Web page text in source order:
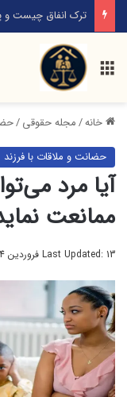
راهکارهای انتخاب
منو
خانه/مجله حقوقی/
حضانت و ملاقات با فرزند
آیا مرد
ممانعت
Last Updated: 13 فروردین 1404